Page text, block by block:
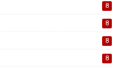
8
8
8
8